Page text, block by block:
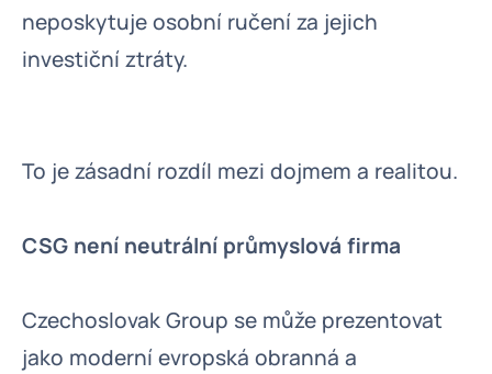
neposkytuje osobní ručení za jejich
investiční ztráty.
To je zásadní rozdíl mezi dojmem a realitou.
CSG není neutrální průmyslová firma
Czechoslovak Group se může prezentovat
jako moderní evropská obranná a